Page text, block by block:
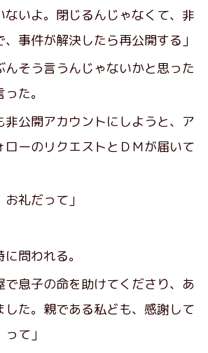
ないよ。閉じるんじゃなくて、非
事件が解決したら再公開する」
そう言うんじゃないかと思った
た。
公開アカウントにしようと、ア
ローのリクエストとＤＭが届いて
お礼だって」
問われる。
で息子の命を助けてくださり、あ
した。親である私ども、感謝して
て」